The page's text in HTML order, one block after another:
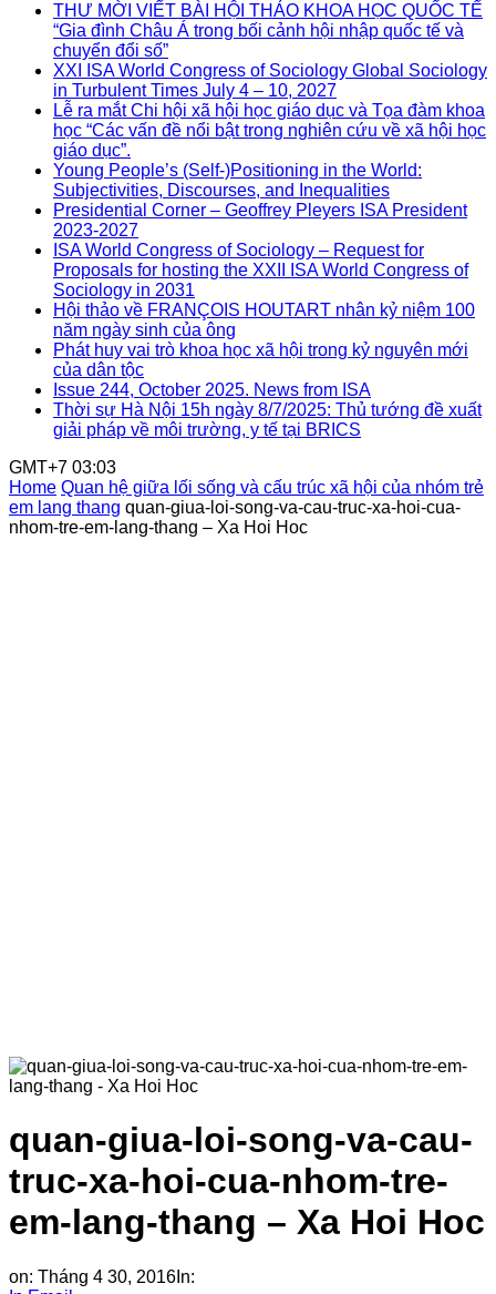
THƯ MỜI VIẾT BÀI HỘI THẢO KHOA HỌC QUỐC TẾ
“Gia đình Châu Á trong bối cảnh hội nhập quốc tế và
chuyển đổi số”
XXI ISA World Congress of Sociology Global Sociology
in Turbulent Times July 4 – 10, 2027
Lễ ra mắt Chi hội xã hội học giáo dục và Tọa đàm khoa
học “Các vấn đề nổi bật trong nghiên cứu về xã hội học
giáo dục”.
Young People’s (Self-)Positioning in the World:
Subjectivities, Discourses, and Inequalities
Presidential Corner – Geoffrey Pleyers ISA President
2023-2027
ISA World Congress of Sociology – Request for
Proposals for hosting the XXII ISA World Congress of
Sociology in 2031
Hội thảo về FRANÇOIS HOUTART nhân kỷ niệm 100
năm ngày sinh của ông
Phát huy vai trò khoa học xã hội trong kỷ nguyên mới
của dân tộc
Issue 244, October 2025. News from ISA
Thời sự Hà Nội 15h ngày 8/7/2025: Thủ tướng đề xuất
giải pháp về môi trường, y tế tại BRICS
GMT+7 03:03
Home Quan hệ giữa lối sống và cấu trúc xã hội của nhóm trẻ
em lang thang quan-giua-loi-song-va-cau-truc-xa-hoi-cua-
nhom-tre-em-lang-thang – Xa Hoi Hoc
quan-giua-loi-song-va-cau-
truc-xa-hoi-cua-nhom-tre-
em-lang-thang – Xa Hoi Hoc
on: Tháng 4 30, 2016 In: